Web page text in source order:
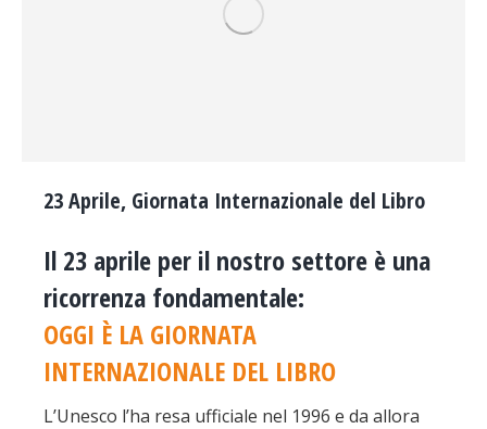
23 Aprile, Giornata Internazionale del Libro
Il 23 aprile per il nostro settore è una
ricorrenza fondamentale:
OGGI È LA GIORNATA
INTERNAZIONALE DEL LIBRO
L’Unesco l’ha resa ufficiale nel 1996 e da allora